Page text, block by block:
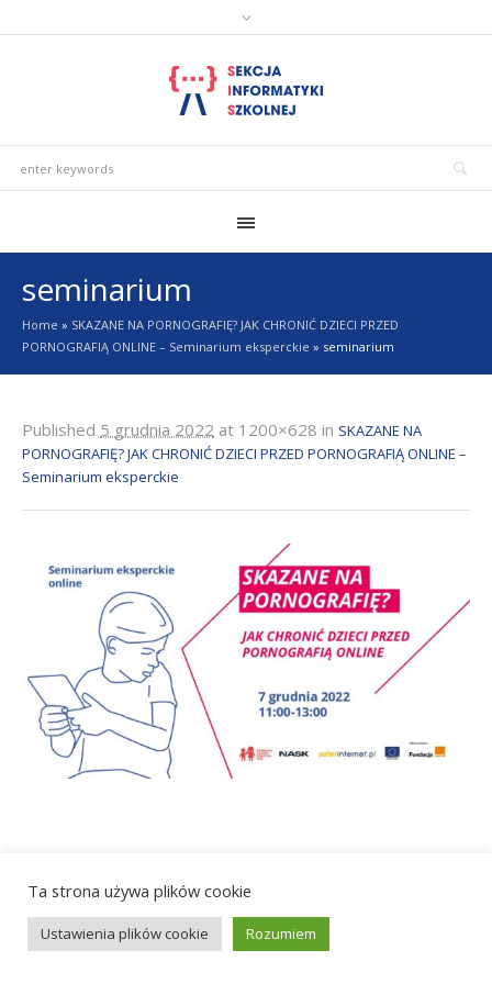
seminarium
Home » SKAZANE NA PORNOGRAFIĘ? JAK CHRONIĆ DZIECI PRZED
PORNOGRAFIĄ ONLINE – Seminarium eksperckie » seminarium
Published 5 grudnia 2022 at 1200×628 in SKAZANE NA
PORNOGRAFIĘ? JAK CHRONIĆ DZIECI PRZED PORNOGRAFIĄ ONLINE –
Seminarium eksperckie
© 2021 Polskie Towarzystwo Informatyczne
Ta strona używa plików cookie
Ustawienia plików cookie Rozumiem